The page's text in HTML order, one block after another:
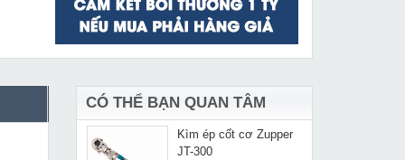
CÓ THỂ BẠN QUAN TÂM
MUA NGAY
5,870,000 VNĐ
MUA NGAY
Máy hàn que Fumak
ProArc 200
3,510,000 VNĐ
Kìm ép cốt cơ Zupper
JT-300